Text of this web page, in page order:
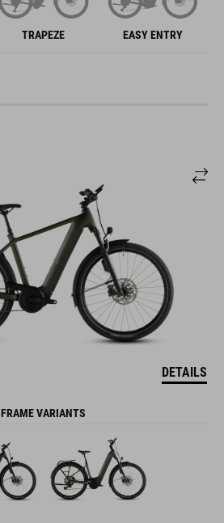
TRAPEZE EASY ENTRY
DETAILS
FRAME VARIANTS